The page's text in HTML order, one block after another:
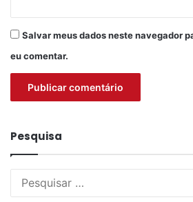
Salvar meus dados neste navegador
eu comentar.
Pesquisa